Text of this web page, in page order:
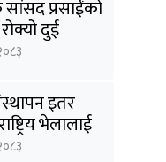
सांसद प्रसाईंको
दुई
?
इतर
भेलालाई
गर्ने